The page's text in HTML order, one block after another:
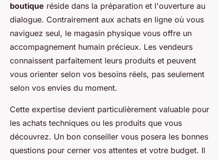
boutique réside dans la préparation et l'ouverture au
dialogue. Contrairement aux achats en ligne où vous
naviguez seul, le magasin physique vous offre un
accompagnement humain précieux. Les vendeurs
connaissent parfaitement leurs produits et peuvent
vous orienter selon vos besoins réels, pas seulement
selon vos envies du moment.
Cette expertise devient particulièrement valuable pour
les achats techniques ou les produits que vous
découvrez. Un bon conseiller vous posera les bonnes
questions pour cerner vos attentes et votre budget. Il